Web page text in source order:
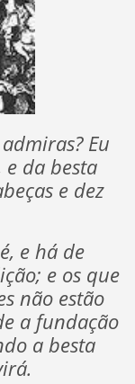
Eu
da besta
e dez
e há de
e os que
não estão
a fundação
a besta